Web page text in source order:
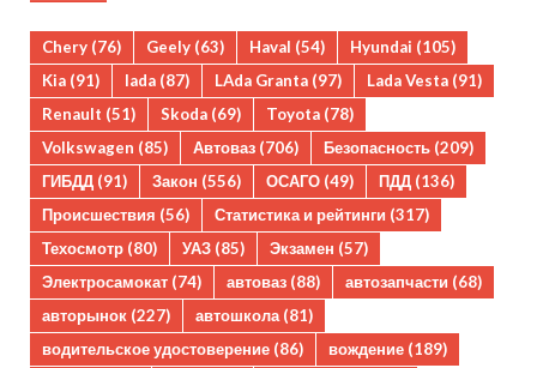
Chery (76) Geely (63) Haval (54) Hyundai (105)
Kia (91) lada (87) LAda Granta (97) Lada Vesta (91)
Renault (51) Skoda (69) Toyota (78)
Volkswagen (85) Автоваз (706) Безопасность (209)
ГИБДД (91) Закон (556) ОСАГО (49) ПДД (136)
Происшествия (56) Статистика и рейтинги (317)
Техосмотр (80) УАЗ (85) Экзамен (57)
Электросамокат (74) автоваз (88) автозапчасти (68)
авторынок (227) автошкола(81)
водительское удостоверение (86) вождение (189)